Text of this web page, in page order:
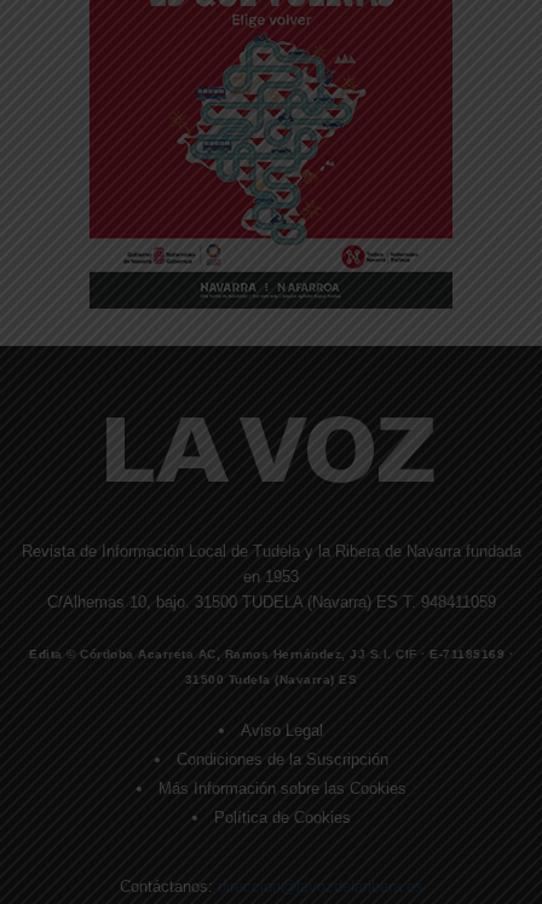
Revista de Información Local de Tudela y la Ribera de Navarra fundada
en 1953
C/Alhemas 10, bajo. 31500 TUDELA (Navarra) ES T. 948411059
Edita © Córdoba Acarreta AC, Ramos Hernández, JJ S.I. CIF · E-71185169 ·
31500 Tudela (Navarra) ES
Aviso Legal
Condiciones de la Suscripción
Más Información sobre las Cookies
Política de Cookies
Contáctanos: direccion@lavozdelaribera.es